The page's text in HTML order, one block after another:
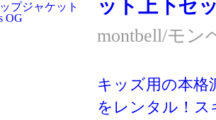
す。あまり動
の防寒には別の
向いています。
ット上下セ
montbell/モン
キッズ用の本格
をレンタル！